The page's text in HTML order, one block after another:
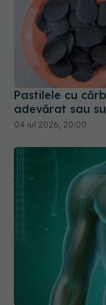
Pastilele cu
adevărat sau
04 iul 2026, 20:00